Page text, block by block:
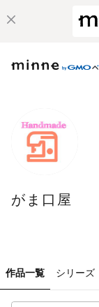
がま口屋
作品一覧 シリーズ